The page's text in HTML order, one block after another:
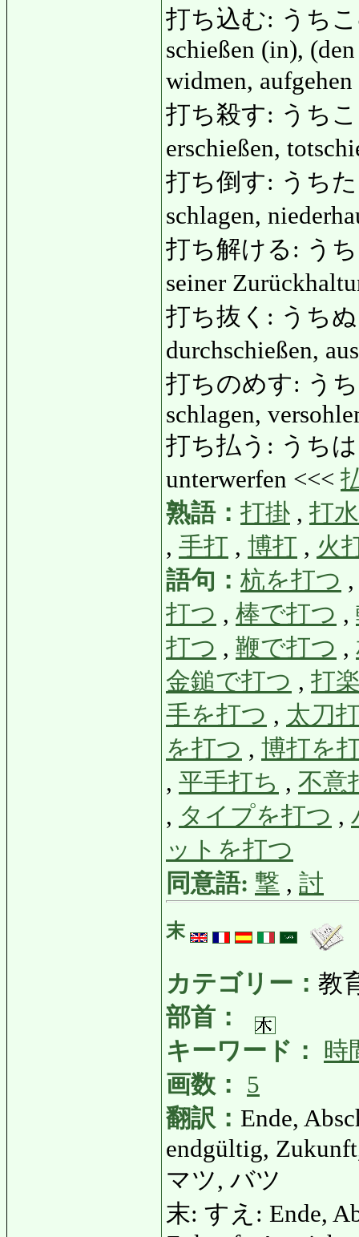
打ち込む: うちこ
schießen (in),
widmen,
打ち殺す: うちこ
erschießen,
打ち倒す: うちた
schlagen,
打ち解ける: う
seiner
打ち抜く: うち
durchschießen,
打ちのめす: うち
schlagen,
打ち払う: うちは
unterwerfen <<<
熟語： 打掛 , 打水
, 手打 , 博打 , 火
語句： 杭を打つ
打つ , 棒で打つ ,
打つ , 鞭で打つ ,
金鎚で打つ , 打
手を打つ , 太刀
を打つ , 博打を
, 平手打ち , 不意
, タイプを打つ ,
ットを打つ
同意語: 撃 , 討
末
カテゴリー： 教
部首：
キーワード：
時
画数：
5
翻訳： Ende,
endgültig,
マツ, バツ
末: すえ: Ende,